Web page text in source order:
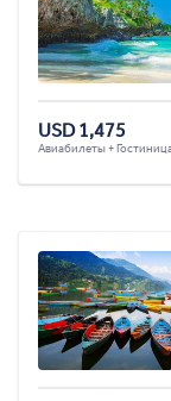
USD 1,475
Авиабилеты +